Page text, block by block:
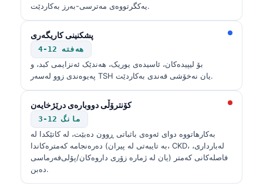
یەکگرتووەی مەترسی-بەرز بەکاردێت.
پشکنینی کاریگەری
4-12 هەفتە
بۆ لیپیدەکان، ئاسیدەی یوریک، هەندێک ئەنزایمی کبد، و
پەیوەندی زوو لەسەر TSH یان نەخۆشی قەندی بەکاردێت.
کۆنترۆڵی دووبارەی درێژخایەن
3-12 مانگ
بەکارهاتووە دوای ئەوەی باثباتی ڕوون دەبێت، لە کاتێکدا لە
دەرەنجامە کەمترەکاندا (بە تایبەتی لە پیران، CKD، لەبارداری،
یان لە ژمارە زۆری داروەکان/پۆلی‌فەرماسی) فاصلەکانی کەمتر
دەبن.